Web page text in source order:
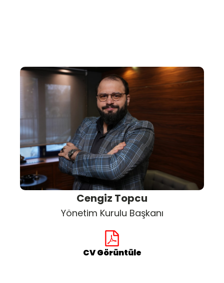
Cengiz Topcu
Yönetim Kurulu Başkanı
CV Görüntüle